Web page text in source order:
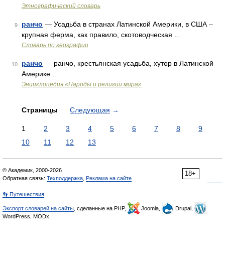
Этнографический словарь
9 ранчо — Усадьба в странах Латинской Америки, в США –
крупная ферма, как правило, скотоводческая …
Словарь по географии
10 ранчо — ранчо, крестьянская усадьба, хутор в Латинской
Америке …
Энциклопедия «Народы и религии мира»
Страницы Следующая →
1 2 3 4 5 6 7 8
9
10
11 12 13
18+
© Академик, 2000-2026
Обратная связь: Техподдержка Реклама на сайте
👣 Путешествия
Экспорт словарей на сайты , сделанные на PHP, Joomla,
Drupal,
WordPress, MODx.